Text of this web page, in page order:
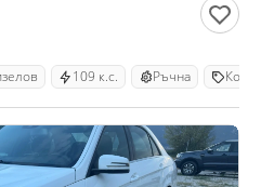
109 к.с. Ръчна